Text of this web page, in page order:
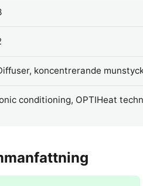
koncentrerande
conditioning, OPTIHeat